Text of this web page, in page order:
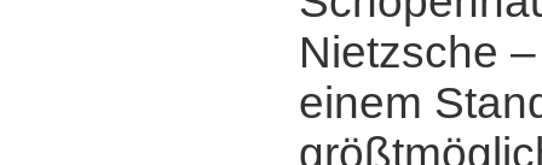
Nietzsche
einem